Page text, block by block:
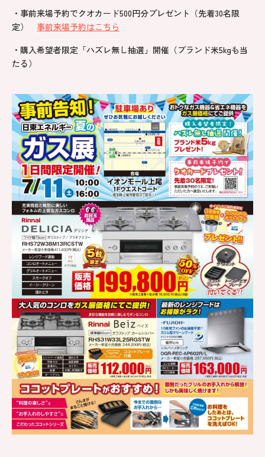
・事前来場予約でクオカード500円分プレゼント（先着30名限
定） 事前来場予約はこちら
・購入希望者限定「ハズレ無し抽選」開催（ブランド米5kgも当
たる）